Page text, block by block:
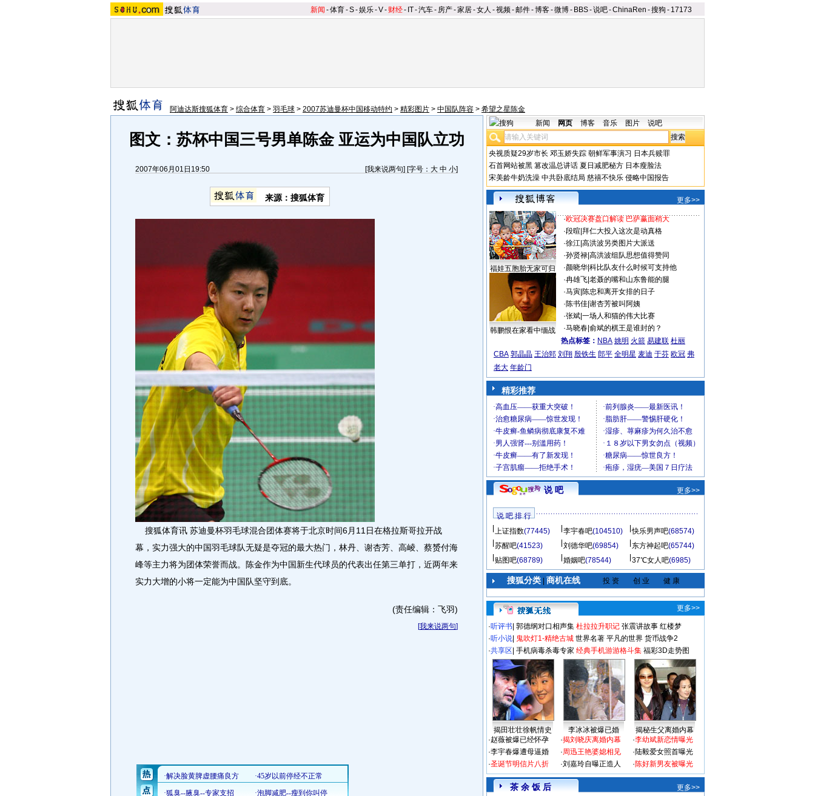
新闻 -体育-S-娱乐-V- 财经- IT-汽车- 房产-家居-女人 -视频-邮件-博客-微博- BBS-说吧-ChinaRen -搜狗 - 17173
阿迪达斯搜狐体育 > 综合体育 > 羽毛球 > 2007苏迪曼杯中国移动特约 > 精彩图片 > 中国队阵容 > 希望之星陈金
图文：苏杯中国三号男单陈金 亚运为中国队立功
2007年06月01日19:50 [我来说两句] [字号： 大 中 小]
来源：搜狐体育
搜狐体育讯 苏迪曼杯羽毛球混合团体赛将于北京时间6月11日在格拉斯哥拉开战
幕，实力强大的中国羽毛球队无疑是夺冠的最大热门，林丹、谢杏芳、高崚、蔡赟付海
峰等主力将为团体荣誉而战。陈金作为中国新生代球员的代表出任第三单打，近两年来
实力大增的小将一定能为中国队坚守到底。
(责任编辑：飞羽)
[我来说两句]
新闻 网页 博客 音乐 图片 说吧
央视质疑29岁市长 邓玉娇失踪 朝鲜军事演习 日本兵赎罪
石首网站被黑 篡改温总讲话 夏日减肥秘方 日本瘦脸法
宋美龄牛奶洗澡 中共卧底结局 慈禧不快乐 侵略中国报告
更多>>
福娃五胞胎无家可归
韩鹏恨在家看中缅战
·欧冠决赛盘口解读 巴萨赢面稍大
·段暄 拜仁大投入这次是动真格
·徐江| 高洪波另类图片大派送
·孙贤禄| 高洪波组队思想值得赞同
·颜晓华| 科比队友什么时候可支持他
·冉雄飞| 老聂的嘴和山东鲁能的腿
·马寅| 陈忠和离开女排的日子
·陈书佳| 谢杏芳被叫阿姨
·张斌| 一场人和猫的伟大比赛
·马晓春| 俞斌的棋王是谁封的？
热点标签： NBA 姚明 火箭 易建联 杜丽
CBA 郭晶晶 王治郅 刘翔 殷铁生 郎平 全明星 麦迪 于芬 欧冠 弗
老大 年龄门
精彩推荐
说 吧 更多>>
说 吧 排 行
上证指数(77445) 李宇春吧(104510) 快乐男声吧(68574)
苏醒吧(41523) 刘德华吧(69854) 东方神起吧(65744)
贴图吧(68789) 婚姻吧(78544) 37℃女人吧(6985)
搜狐分类| 商机在线 投 资 创 业 健 康
更多>>
·听评书 郭德纲对口相声集 杜拉拉升职记 张震讲故事 红楼梦
·听小说 鬼吹灯1-精绝古城 世界名著 平凡的世界 货币战争2
·共享区 手机病毒杀毒专家 经典手机游游格斗集 福彩3D走势图
揭田壮壮徐帆情史 李冰冰被爆已婚
揭秘生父离婚内幕
·赵薇被爆已经怀孕
·李宇春爆遭母逼婚
·圣诞节明信片八折
·揭刘晓庆离婚内幕
·周迅王艳婆媳相见
·刘嘉玲自曝正造人
·李幼斌新恋情曝光
·陆毅爱女照首曝光
·陈好新男友被曝光
茶 余 饭 后
更多>>